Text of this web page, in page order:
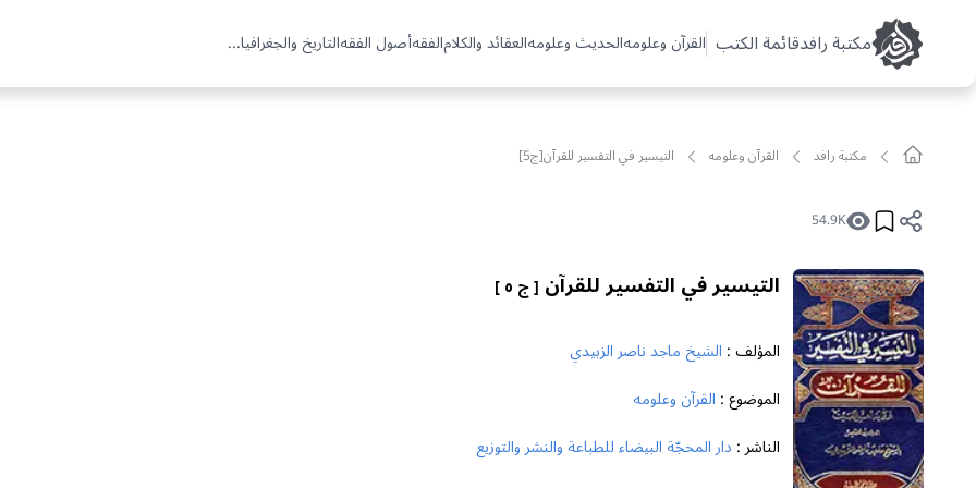
مکتبة رافدقائمة الكتب القرآن وعلومهالحديث وعلومهالعقائد والكلامالفقهأصول الفقهالتاريخ والجغرافيا...
مکتبة رافد القرآن وعلومه التيسير في التفسير للقرآن[ج5]
54.9K
التيسير في التفسير للقرآن [ ج ٥ ]
المؤلف : الشيخ ماجد ناصر الزبيدي
الموضوع : القرآن وعلومه
الناشر : دار المحجّة البيضاء للطباعة والنشر والتوزيع